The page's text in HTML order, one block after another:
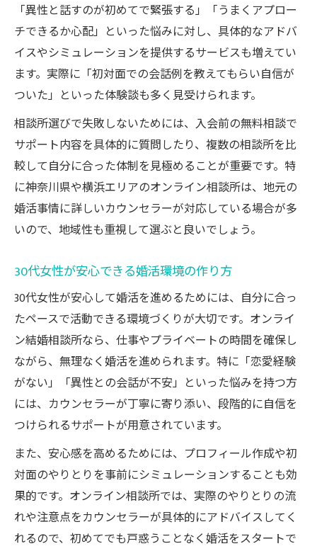
「異性と話すのが初めてで緊張する」「うまくアプロー
チできるか心配」といった悩みに対し、具体的なアドバ
イスやシミュレーションを提供するサービスも増えてい
ます。実際に「初対面での会話例を教えてもらい自信が
ついた」といった体験談も多く見受けられます。
相談所選びで失敗しないためには、入会前の無料相談で
サポート内容を具体的に質問したり、複数の相談所を比
較して自分に合った体制を見極めることが重要です。特
に神奈川県や横浜エリアのオンライン相談所は、地元の
婚活事情に詳しいカウンセラーが対応している場合が多
いので、地域性も重視して選ぶと良いでしょう。
30代女性が安心できる婚活環境の作り方
30代女性が安心して婚活を進めるためには、自分に合っ
たペースで活動できる環境づくりが大切です。オンライ
ン結婚相談所なら、仕事やプライベートの時間を確保し
ながら、無理なく婚活を進められます。特に「恋愛経験
がない」「異性との会話が不安」といった悩みを持つ方
には、カウンセラーが丁寧に寄り添い、段階的に自信を
つけられるサポートが用意されています。
また、安心感を高めるためには、プロフィール作成や初
対面のやりとりを事前にシミュレーションすることも効
果的です。オンライン相談所では、実際のやりとりの流
れや注意点をカウンセラーが具体的にアドバイスしてく
れるので、初めてでも戸惑うことなく婚活をスタートで